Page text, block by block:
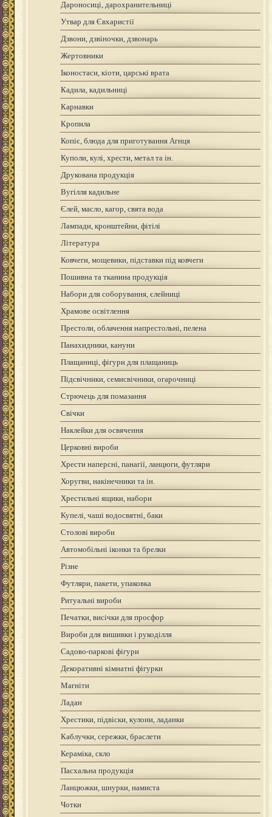
Дароносиці, дарохранительниці
Утвар для Євхаристії
Дзвони, дзвіночки, дзвонарь
Жертовники
Іконостаси, кіоти, царські врата
Кадила, кадильниці
Карнавки
Кропила
Копіє, блюда для приготування Агнця
Куполи, кулі, хрести, метал та ін.
Друкована продукція
Вугілля кадильне
Єлей, масло, кагор, свята вода
Лампади, кронштейни, фітілі
Література
Ковчеги, мощевики, підставки під ковчеги
Пошивна та тканина продукція
Набори для соборування, єлейниці
Храмове освітлення
Престоли, облачення напрестольні, пелена
Панахидники, кануни
Плащаниці, фігури для плащаниць
Підсвічники, семисвічники, огарочниці
Стрючець для помазання
Свічки
Наклейки для освячення
Церковні вироби
Хрести наперсні, панагії, ланцюги, футляри
Хоругви, накінечники та ін.
Хрестильні ящики, набори
Купелі, чаші водосвятні, баки
Столові вироби
Автомобільні іконки та брелки
Різне
Футляри, пакети, упаковка
Ритуальні вироби
Печатки, висічки для просфор
Вироби для вишивки і рукоділля
Садово-паркові фігури
Декоративні кімнатні фігурки
Магніти
Ладан
Хрестики, підвіски, кулони, ладанки
Каблучки, сережки, браслети
Кераміка, скло
Пасхальна продукція
Ланцюжки, шнурки, намиста
Чотки